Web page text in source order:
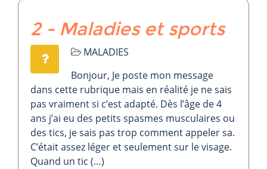
2 - Maladies et sports
MALADIES
Bonjour, Je poste mon message
dans cette rubrique mais en réalité je ne sais
pas vraiment si c’est adapté. Dès l’âge de 4
ans j’ai eu des petits spasmes musculaires ou
des tics, je sais pas trop comment appeler sa.
C’était assez léger et seulement sur le visage.
Quand un tic (…)